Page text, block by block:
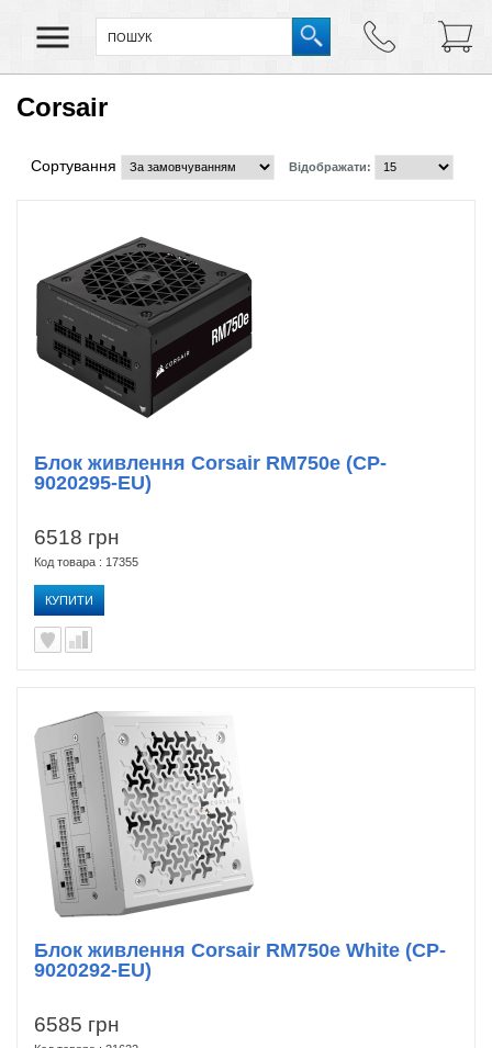
Corsair
Сортування Відображати:
6518 грн
Код товара : 17355
КУПИТИ
Блок живлення Corsair RM750e (CP-
9020295-EU)
6585 грн
Блок живлення Corsair RM750e White (CP-
9020292-EU)